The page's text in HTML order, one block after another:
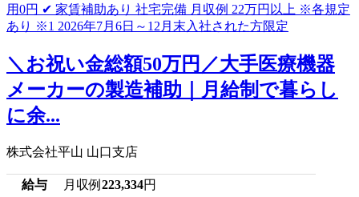
＼お祝い金総額50万円／大手医療機器
メーカーの製造補助｜月給制で暮らし
に余...
株式会社平山 山口支店
給与 月収例 223,334円